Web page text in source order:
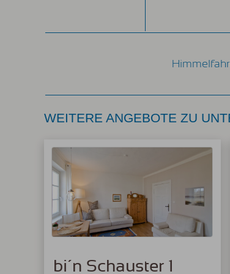
WEITERE ANGEBOTE ZU
bi´n Schauster 1